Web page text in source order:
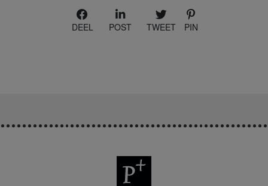
DEEL POST TWEET PIN